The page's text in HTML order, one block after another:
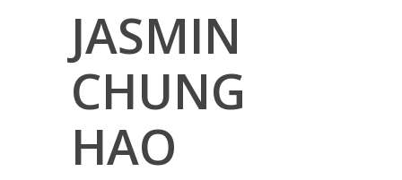
JASMIN
CHUNG
HAO